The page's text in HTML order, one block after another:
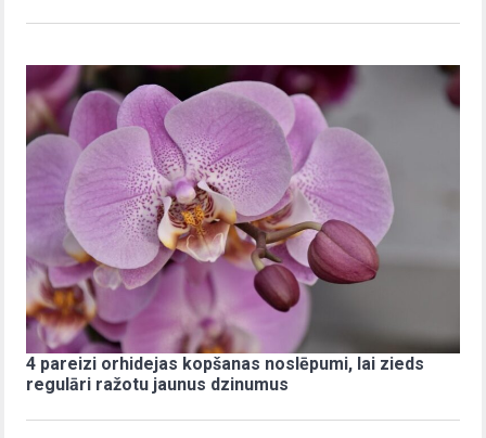
4 pareizi orhidejas kopšanas noslēpumi, lai zieds
regulāri ražotu jaunus dzinumus